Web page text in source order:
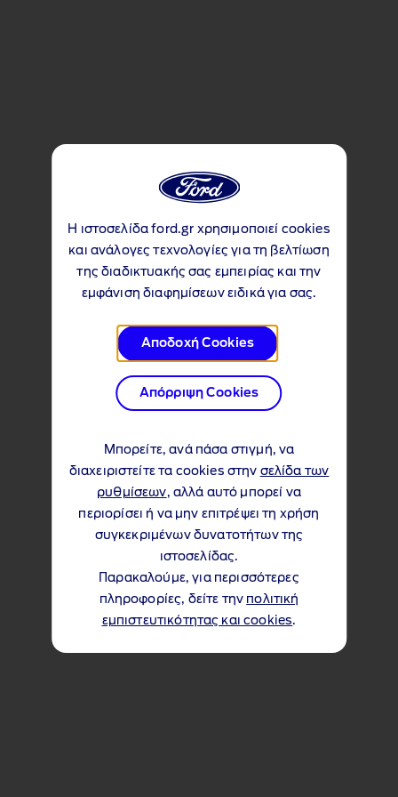
Η ιστοσελίδα ford.gr χρησιμοποιεί cookies
και ανάλογες τεχνολογίες για τη βελτίωση
της διαδικτυακής σας εμπειρίας και την
εμφάνιση διαφημίσεων ειδικά για σας.
Αποδοχή Cookies
Απόρριψη Cookies
Μπορείτε, ανά πάσα στιγμή, να
διαχειριστείτε τα cookies στην σελίδα των
ρυθμίσεων, αλλά αυτό μπορεί να
περιορίσει ή να μην επιτρέψει τη χρήση
συγκεκριμένων δυνατοτήτων της
ιστοσελίδας.
Παρακαλούμε, για περισσότερες
πληροφορίες, δείτε την πολιτική
εμπιστευτικότητας και cookies.